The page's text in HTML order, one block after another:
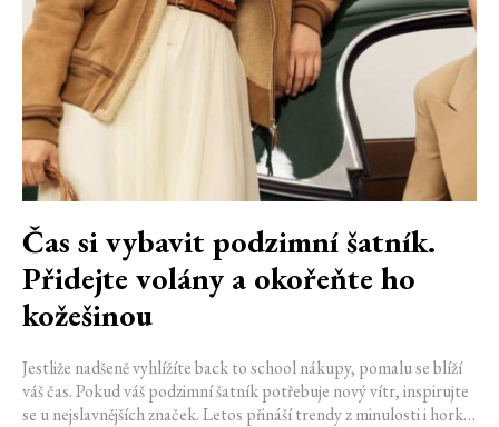
Čas si vybavit podzimní šatník.
Přidejte volány a okořeňte ho
kožešinou
Jestliže nadšeně vyhlížíte back to school nákupy, pomalu se blíží
váš čas. Pokud váš podzimní šatník potřebuje nový vítr, inspirujte
se u nejslavnějších značek. Letos přináší trendy z minulosti i horké